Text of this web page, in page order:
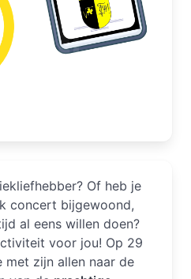
Of heb je
concert bijgewoond,
al eens willen doen?
voor jou! Op 29
met zijn allen naar de